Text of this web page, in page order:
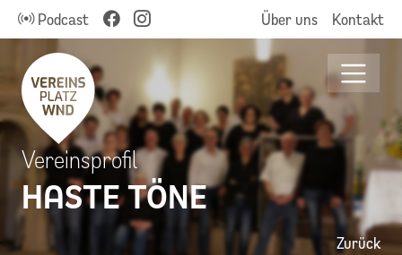
Podcast Über uns Kontakt
HASTE TÖNE
Vereinsprofil
Zurück